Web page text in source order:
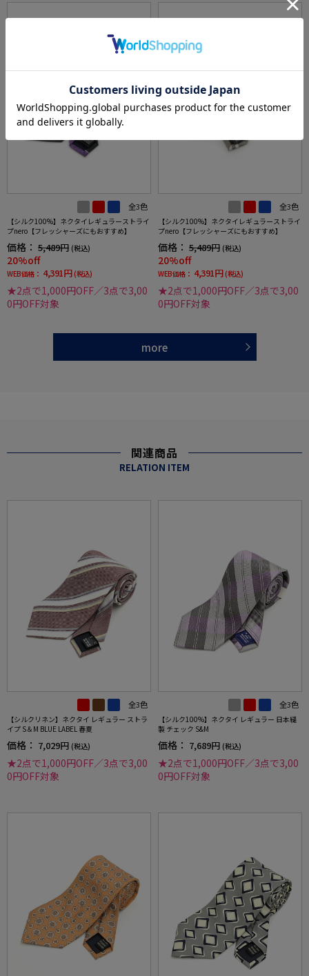
全3色
【シルク100%】ネクタイレギュラーストライ
プnero【フレッシャーズにもおすすめ】
価格： 5,489円 (税込)
20%off
WEB価格： 4,391円 (税込)
★2点で1,000円OFF／3点で3,00
0円OFF対象
全3色
【シルク100%】ネクタイレギュラーストライ
プnero【フレッシャーズにもおすすめ】
価格： 5,489円 (税込)
20%off
WEB価格： 4,391円 (税込)
★2点で1,000円OFF／3点で3,00
0円OFF対象
more
関連商品
RELATION ITEM
全3色
【シルクリネン】ネクタイ レギュラー ストラ
イプ S＆M BLUE LABEL 春夏
価格： 7,029円 (税込)
★2点で1,000円OFF／3点で3,00
0円OFF対象
全3色
【シルク100%】ネクタイ レギュラー 日本縫
製 チェック S&M
価格： 7,689円 (税込)
★2点で1,000円OFF／3点で3,00
0円OFF対象